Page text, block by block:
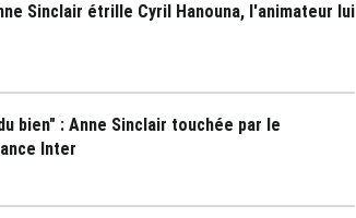
Sinclair étrille Cyril Hanouna, l'animateur lui
bien" : Anne Sinclair touchée par le
Inter